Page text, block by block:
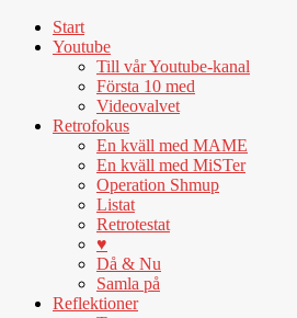
Start
Youtube
Till vår Youtube-kanal
Första 10 med
Videovalvet
Retrofokus
En kväll med MAME
En kväll med MiSTer
Operation Shmup
Listat
Retrotestat
♥
Då & Nu
Samla på
Reflektioner